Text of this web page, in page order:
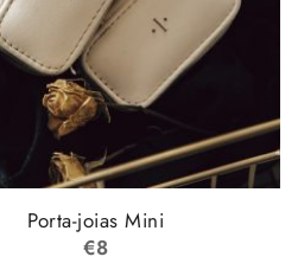
Porta-joias Mini
€8